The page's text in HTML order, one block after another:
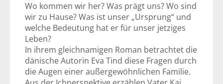
Wo kommen wir her? Was prägt uns? Wo sind
wir zu Hause? Was ist unser „Ursprung“ und
welche Bedeutung hat er für unser jetziges
Leben?
In ihrem gleichnamigen Roman betrachtet die
dänische Autorin Eva Tind diese Fragen durch
die Augen einer außergewöhnlichen Familie.